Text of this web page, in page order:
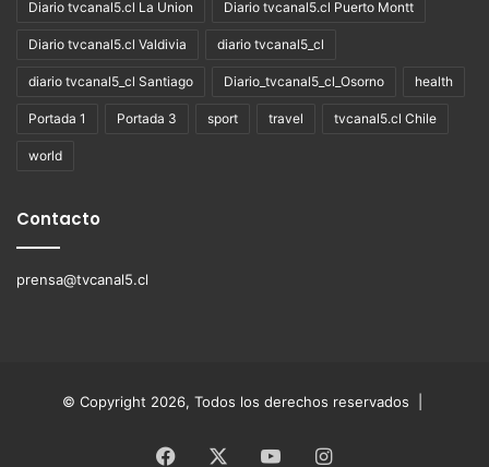
Diario tvcanal5.cl La Union Diario tvcanal5.cl Puerto Montt
Diario tvcanal5.cl Valdivia diario tvcanal5_cl
diario tvcanal5_cl Santiago Diario_tvcanal5_cl_Osorno health
Portada 1 Portada 3 sport travel tvcanal5.cl Chile
world
Contacto
prensa@tvcanal5.cl
© Copyright 2026, Todos los derechos reservados |
Facebook YouTubeInstagram